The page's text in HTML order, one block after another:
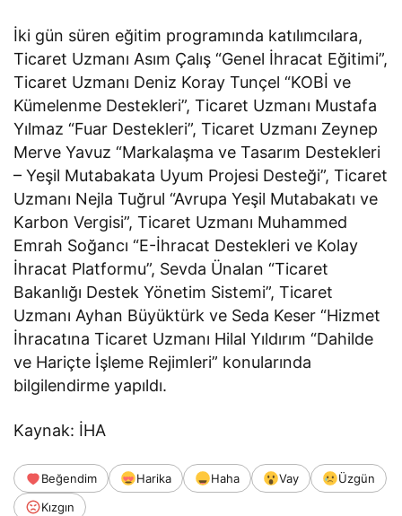
İki gün süren eğitim programında katılımcılara,
Ticaret Uzmanı Asım Çalış “Genel İhracat Eğitimi”,
Ticaret Uzmanı Deniz Koray Tunçel “KOBİ ve
Kümelenme Destekleri”, Ticaret Uzmanı Mustafa
Yılmaz “Fuar Destekleri”, Ticaret Uzmanı Zeynep
Merve Yavuz “Markalaşma ve Tasarım Destekleri
– Yeşil Mutabakata Uyum Projesi Desteği”, Ticaret
Uzmanı Nejla Tuğrul “Avrupa Yeşil Mutabakatı ve
Karbon Vergisi”, Ticaret Uzmanı Muhammed
Emrah Soğancı “E-İhracat Destekleri ve Kolay
İhracat Platformu”, Sevda Ünalan “Ticaret
Bakanlığı Destek Yönetim Sistemi”, Ticaret
Uzmanı Ayhan Büyüktürk ve Seda Keser “Hizmet
İhracatına Ticaret Uzmanı Hilal Yıldırım “Dahilde
ve Hariçte İşleme Rejimleri” konularında
bilgilendirme yapıldı.
Kaynak: İHA
Beğendim Harika Haha Vay
Üzgün
Kızgın